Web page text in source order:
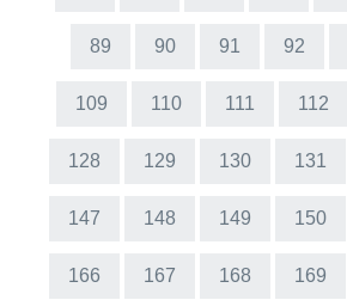
89 90 91 92
109 110 111 112
128 129 130 131
147 148 149 150
166 167 168 169